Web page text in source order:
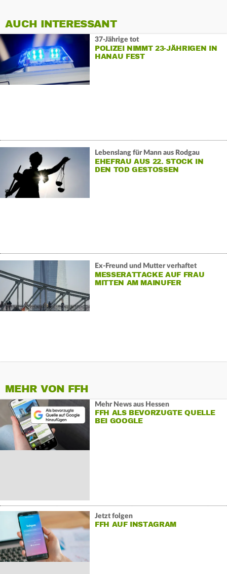
AUCH INTERESSANT
37-Jährige tot
POLIZEI NIMMT 23-JÄHRIGEN IN
HANAU FEST
Lebenslang für Mann aus Rodgau
EHEFRAU AUS 22. STOCK IN
DEN TOD GESTOSSEN
Ex-Freund und Mutter verhaftet
MESSERATTACKE AUF FRAU
MITTEN AM MAINUFER
MEHR VON FFH
Mehr News aus Hessen
FFH ALS BEVORZUGTE QUELLE
BEI GOOGLE
Jetzt folgen
FFH AUF INSTAGRAM